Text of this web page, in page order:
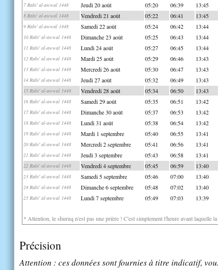
7 Rabi' al-awwal 1448 Jeudi 20 août 05:20 06:39 13:45
8 Rabi' al-awwal 1448 Vendredi 21 août 05:22 06:41 13:45
9 Rabi' al-awwal 1448 Samedi 22 août 05:24 06:42 13:44
10 Rabi' al-awwal 1448 Dimanche 23 août 05:25 06:43 13:44
11 Rabi' al-awwal 1448 Lundi 24 août 05:27 06:45 13:44
12 Rabi' al-awwal 1448 Mardi 25 août 05:29 06:46 13:43
13 Rabi' al-awwal 1448 Mercredi 26 août 05:30 06:47 13:43
14 Rabi' al-awwal 1448 Jeudi 27 août 05:32 06:49 13:43
15 Rabi' al-awwal 1448 Vendredi 28 août 05:34 06:50 13:43
16 Rabi' al-awwal 1448 Samedi 29 août 05:35 06:51 13:42
17 Rabi' al-awwal 1448 Dimanche 30 août 05:37 06:53 13:42
18 Rabi' al-awwal 1448 Lundi 31 août 05:38 06:54 13:42
19 Rabi' al-awwal 1448 Mardi 1 septembre 05:40 06:55 13:41
20 Rabi' al-awwal 1448 Mercredi 2 septembre 05:41 06:56 13:41
21 Rabi' al-awwal 1448 Jeudi 3 septembre 05:43 06:58 13:41
22 Rabi' al-awwal 1448 Vendredi 4 septembre 05:45 06:59 13:40
23 Rabi' al-awwal 1448 Samedi 5 septembre 05:46 07:00 13:40
24 Rabi' al-awwal 1448 Dimanche 6 septembre 05:48 07:02 13:40
25 Rabi' al-awwal 1448 Lundi 7 septembre 05:49 07:03 13:39
* Attention, le shuruq n'est pas une prière ! C'est simplement l'heure avant laquelle
Précision
Attention : ces données sont fournies à titre indicatif,